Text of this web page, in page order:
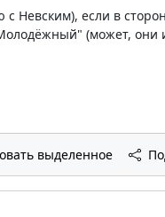
Невским), если в
(может, они
выделенное